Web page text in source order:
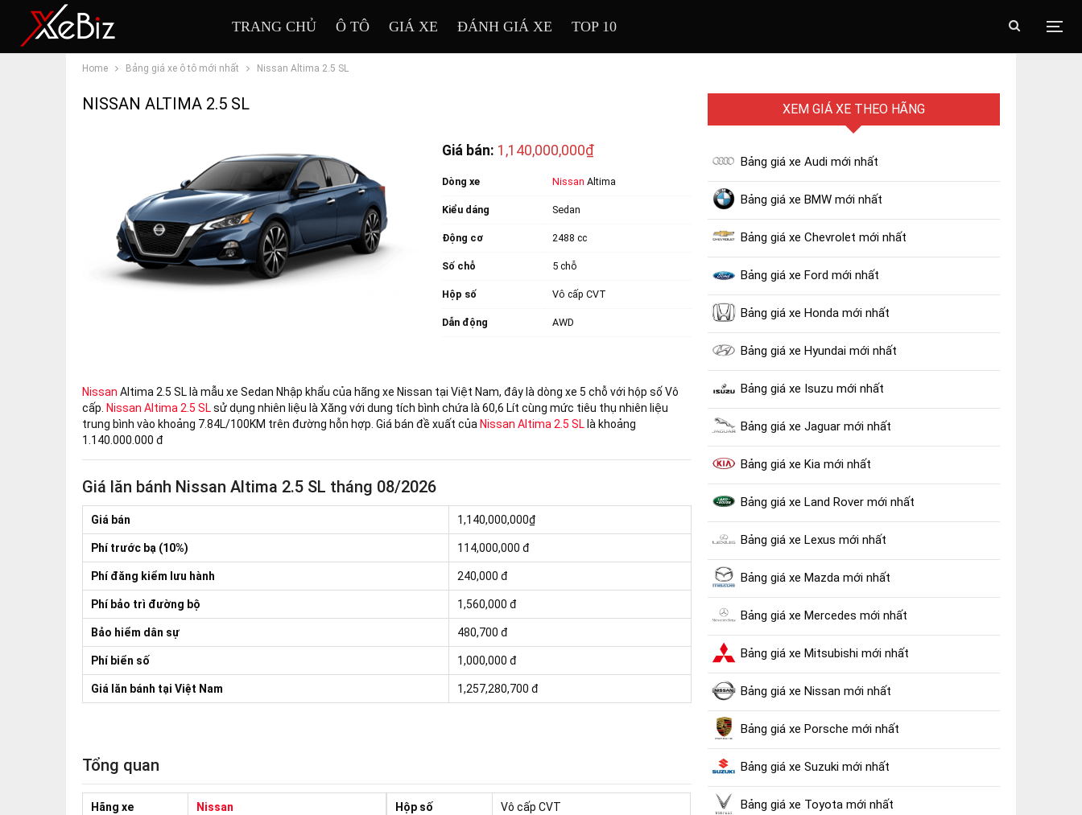
TRANG CHỦ Ô TÔ GIÁ XE ĐÁNH GIÁ XE TOP 10
Home Bảng giá xe ô tô mới nhất Nissan Altima 2.5 SL
NISSAN ALTIMA 2.5 SL
Giá bán: 1,140,000,000₫
Dòng xe Nissan Altima
Kiểu dáng Sedan
Động cơ 2488 cc
Số chỗ 5 chỗ
Hộp số Vô cấp CVT
Dẫn động AWD
Nissan Altima 2.5 SL là mẫu xe Sedan Nhập khẩu của hãng xe Nissan tại Việt Nam, đây là dòng xe 5 chỗ với hộp số Vô
cấp. Nissan Altima 2.5 SLsử dụng nhiên liệu là Xăng với dung tích bình chứa là 60,6 Lít cùng mức tiêu thụ nhiên liệu
trung bình vào khoảng 7.84L/100KM trên đường hỗn hợp. Giá bán đề xuất của Nissan Altima 2.5 SL là khoảng
1.140.000.000 đ
Giá lăn bánh Nissan Altima 2.5 SL tháng 08/2026
Giá bán 1,140,000,000₫
Phí trước bạ (10%) 114,000,000 đ
Phí đăng kiểm lưu hành 240,000 đ
Phí bảo trì đường bộ 1,560,000 đ
Bảo hiểm dân sự 480,700 đ
Phí biển số 1,000,000 đ
Giá lăn bánh tại Việt Nam 1,257,280,700 đ
Tổng quan
Hãng xe Nissan Hộp số Vô cấp CVT
XEM GIÁ XE THEO HÃNG
Bảng giá xe Audi mới nhất
Bảng giá xe BMW mới nhất
Bảng giá xe Chevrolet mới nhất
Bảng giá xe Ford mới nhất
Bảng giá xe Honda mới nhất
Bảng giá xe Hyundai mới nhất
Bảng giá xe Isuzu mới nhất
Bảng giá xe Jaguar mới nhất
Bảng giá xe Kia mới nhất
Bảng giá xe Land Rover mới nhất
Bảng giá xe Lexus mới nhất
Bảng giá xe Mazda mới nhất
Bảng giá xe Mercedes mới nhất
Bảng giá xe Mitsubishi mới nhất
Bảng giá xe Nissan mới nhất
Bảng giá xe Porsche mới nhất
Bảng giá xe Suzuki mới nhất
Bảng giá xe Toyota mới nhất